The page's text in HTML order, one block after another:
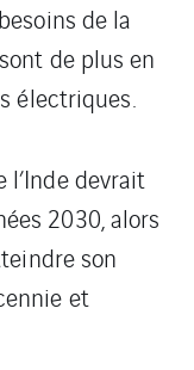
de la
de plus en
électriques.
l’Inde devrait
2030, alors
son
et